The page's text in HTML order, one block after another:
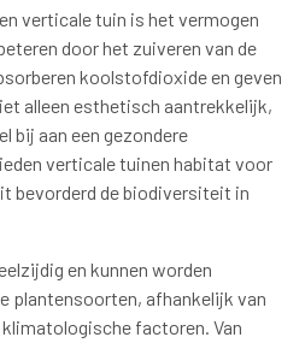
verticale tuin is het vermogen
door het zuiveren van de
koolstofdioxide en geven
alleen esthetisch aantrekkelijk,
bij aan een gezondere
verticale tuinen habitat voor
bevorderd de biodiversiteit in
en kunnen worden
plantensoorten, afhankelijk van
factoren. Van